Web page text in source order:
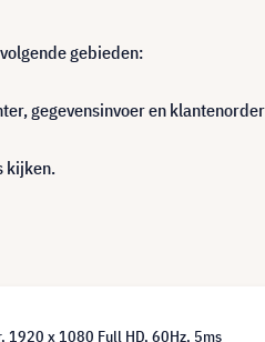
gebieden:
gegevensinvoer en
kijken.
1920 x 1080 Full HD, 60Hz, 5ms